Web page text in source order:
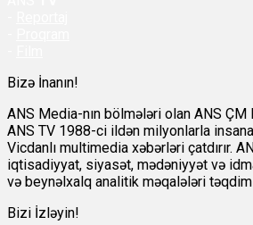
Bizə İnanın!
ANS Media-nın bölmələri olan ANS
ANS TV 1988-ci ildən milyonlarla
Vicdanlı multimedia xəbərləri çatdırır.
iqtisadiyyat, siyasət, mədəniyyət və
və beynəlxalq analitik məqalələri
Bizi İzləyin!